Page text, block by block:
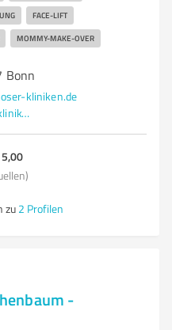
FACE-LIFT
MOMMY-MAKE-OVER
Bonn
kliniken.de
www.moser-kliniken.de/moser-klinik-bonn
zu 2 Profilen
-